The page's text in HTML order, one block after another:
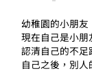
幼稚園的小朋
現在自己是小
認清自己的不
自己之後，別